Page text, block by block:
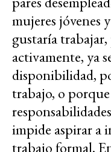
mujeres jóvenes
gustaría
activamente, ya
disponibilidad,
trabajo, o
impide aspirar a
trabajo formal.E